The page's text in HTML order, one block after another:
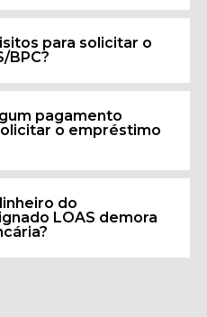
para solicitar o
BPC?
pagamento
o empréstimo
do
LOAS demora